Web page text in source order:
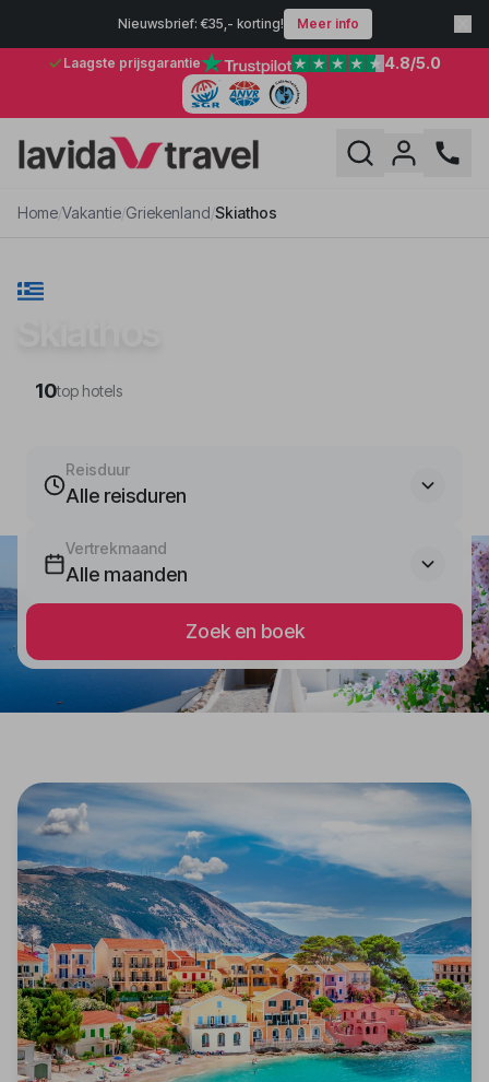
Nieuwsbrief: €35,- korting! Meer info
Laagste prijsgarantie 4.8/5.0
Home/Vakantie/Griekenland/Skiathos
10top hotels
Reisduur
Alle reisduren
Vertrekmaand
Alle maanden
Zoek en boek